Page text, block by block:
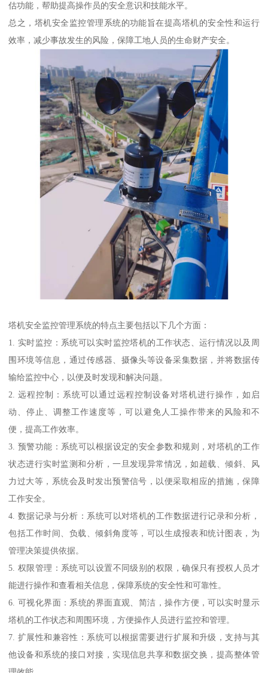
估功能，帮助提高操作员的安全意识和技能水平。
总之，塔机安全监控管理系统的功能旨在提高塔机的安全性和运行
效率，减少事故发生的风险，保障工地人员的生命财产安全。
塔机安全监控管理系统的特点主要包括以下几个方面：
1. 实时监控：系统可以实时监控塔机的工作状态、运行情况以及周
围环境等信息，通过传感器、摄像头等设备采集数据，并将数据传
输给监控中心，以便及时发现和解决问题。
2. 远程控制：系统可以通过远程控制设备对塔机进行操作，如启
动、停止、调整工作速度等，可以避免人工操作带来的风险和不
便，提高工作效率。
3. 预警功能：系统可以根据设定的安全参数和规则，对塔机的工作
状态进行实时监测和分析，一旦发现异常情况，如超载、倾斜、风
力过大等，系统会及时发出预警信号，以便采取相应的措施，保障
工作安全。
4. 数据记录与分析：系统可以对塔机的工作数据进行记录和分析，
包括工作时间、负载、倾斜角度等，可以生成报表和统计图表，为
管理决策提供依据。
5. 权限管理：系统可以设置不同级别的权限，确保只有授权人员才
能进行操作和查看相关信息，保障系统的安全性和可靠性。
6. 可视化界面：系统的界面直观、简洁，操作方便，可以实时显示
塔机的工作状态和周围环境，方便操作人员进行监控和管理。
7. 扩展性和兼容性：系统可以根据需要进行扩展和升级，支持与其
他设备和系统的接口对接，实现信息共享和数据交换，提高整体管